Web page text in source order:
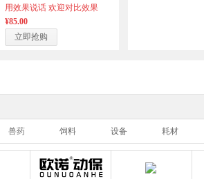
用效果说话 欢迎对比效果
¥85.00
立即抢购
兽药 饲料 设备 耗材
郑州惠阳畜牧科技有限公司欧诺动保旗舰店 新